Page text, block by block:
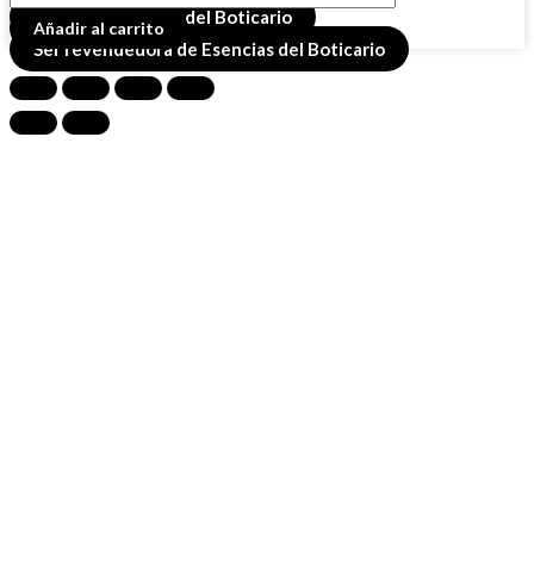
PACHULI
x
12
ML
Añadir al carrito
Comprar esencias del Boticario
Ser revendedora de Esencias del Boticario